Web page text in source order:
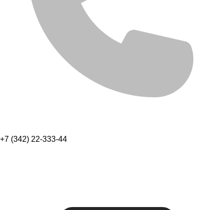
+7 (342) 22-333-44